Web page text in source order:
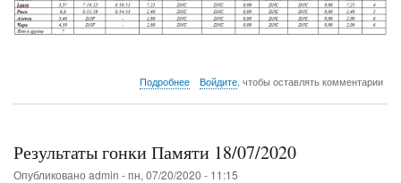
Подробнеео
Войдите, чтобы оставлять комментарии
Результаты гонки Памяти 18/07/2020
Опубликовано admin -пн, 07/20/2020 - 11:15